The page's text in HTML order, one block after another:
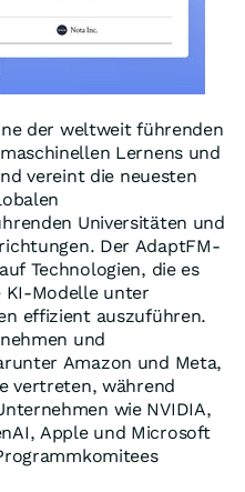
der weltweit führenden
Lernens und
vereint die neuesten
Universitäten und
Der AdaptFM-
Technologien, die es
KI-Modelle unter
effizient auszuführen.
und
Amazon und Meta,
vertreten, während
wie NVIDIA,
Apple und Microsoft